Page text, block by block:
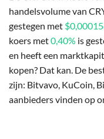
handelsvolume van
gestegen met
koers met0,40% is
en heeft een
kopen? Dat kan. De
zijn: Bitvavo, KuCoin,
aanbieders vinden op